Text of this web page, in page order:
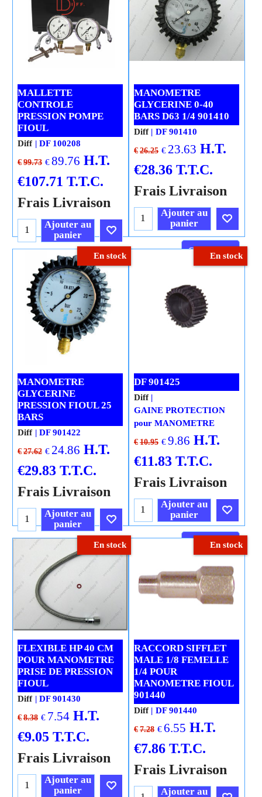
MALLETTE
CONTROLE
PRESSION POMPE
FIOUL
€ 99.73 €89.76 H.T.
€107.71 T.T.C.
Frais Livraison
Diff DF 100208
Ajouter au
panier
Cliquez ici
MANOMETRE
GLYCERINE 0-40
BARS D63 1/4 901410
€ 26.25 € 23.63 H.T.
€28.36 T.T.C.
Frais Livraison
Diff DF 901410
Ajouter au
panier
Cliquez ici
En stock
MANOMETRE
GLYCERINE
PRESSION FIOUL 25
BARS
€ 27.62 € 24.86 H.T.
€29.83 T.T.C.
Frais Livraison
Diff DF 901422
Ajouter au
panier
Cliquez ici
En stock
DF 901425
€ 10.95 €9.86 H.T.
€11.83 T.T.C.
Frais Livraison
Diff
GAINE PROTECTION
pour MANOMETRE
Ajouter au
panier
Cliquez ici
En stock
FLEXIBLE HP 40 CM
POUR MANOMETRE
PRISE DE PRESSION
FIOUL
€ 8.38 € 7.54 H.T.
€9.05 T.T.C.
Frais Livraison
Diff DF 901430
Ajouter au
panier
En stock
RACCORD SIFFLET
MALE 1/8 FEMELLE
1/4 POUR
MANOMETRE FIOUL
901440
€ 7.28 € 6.55 H.T.
€7.86 T.T.C.
Frais Livraison
Diff DF 901440
Ajouter au